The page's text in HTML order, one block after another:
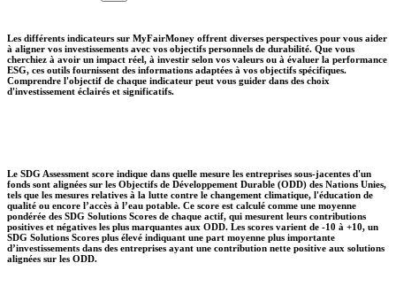
Les différents indicateurs sur MyFairMoney offrent diverses perspectives pour vous aider
à aligner vos investissements avec vos objectifs personnels de durabilité. Que vous
cherchiez à avoir un impact réel, à investir selon vos valeurs ou à évaluer la performance
ESG, ces outils fournissent des informations adaptées à vos objectifs spécifiques.
Comprendre l'objectif de chaque indicateur peut vous guider dans des choix
d'investissement éclairés et significatifs.
Le SDG Assessment score indique dans quelle mesure les entreprises sous-jacentes d'un
fonds sont alignées sur les Objectifs de Développement Durable (ODD) des Nations Unies,
tels que les mesures relatives à la lutte contre le changement climatique, l'éducation de
qualité ou encore l’accès à l’eau potable. Ce score est calculé comme une moyenne
pondérée des SDG Solutions Scores de chaque actif, qui mesurent leurs contributions
positives et négatives les plus marquantes aux ODD. Les scores varient de -10 à +10, un
SDG Solutions Scores plus élevé indiquant une part moyenne plus importante
d’investissements dans des entreprises ayant une contribution nette positive aux solutions
alignées sur les ODD.